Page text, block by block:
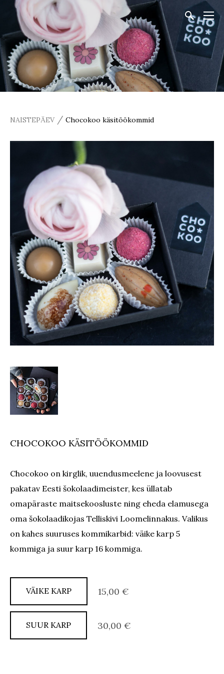
NAISTEPÄEV / Chocokoo käsitöökommid
CHOCOKOO KÄSITÖÖKOMMID
Chocokoo on kirglik, uuendusmeelene ja loovusest
pakatav Eesti šokolaadimeister, kes üllatab
omapäraste maitsekoosluste ning eheda elamusega
oma šokolaadikojas Telliskivi Loomelinnakus. Valikus
on kahes suuruses kommikarbid: väike karp 5
kommiga ja suur karp 16 kommiga.
VÄIKE KARP 15,00 €
SUUR KARP 30,00 €